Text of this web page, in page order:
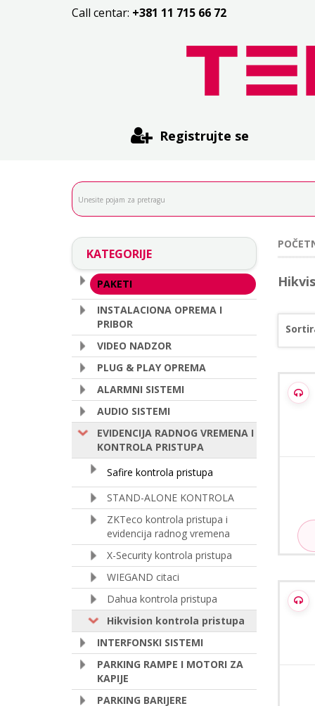
Call centar: +381 11 715 66 72
Registrujte se
KATEGORIJE
PAKETI
INSTALACIONA OPREMA I
PRIBOR
VIDEO NADZOR
PLUG & PLAY OPREMA
ALARMNI SISTEMI
AUDIO SISTEMI
EVIDENCIJA RADNOG VREMENA I
KONTROLA PRISTUPA
Safire kontrola pristupa
STAND-ALONE KONTROLA
ZKTeco kontrola pristupa i
evidencija radnog vremena
X-Security kontrola pristupa
WIEGAND citaci
Dahua kontrola pristupa
Hikvision kontrola pristupa
INTERFONSKI SISTEMI
PARKING RAMPE I MOTORI ZA
KAPIJE
PARKING BARIJERE